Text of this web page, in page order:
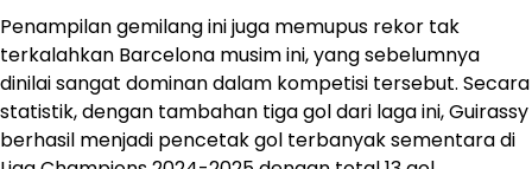
Penampilan gemilang ini juga memupus rekor tak
terkalahkan Barcelona musim ini, yang sebelumnya
dinilai sangat dominan dalam kompetisi tersebut. Secara
statistik, dengan tambahan tiga gol dari laga ini, Guirassy
berhasil menjadi pencetak gol terbanyak sementara di